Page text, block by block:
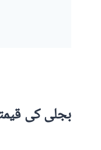
بجلی کی قیمتوں